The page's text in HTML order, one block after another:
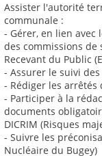
Assister l'autorité
communale :
- Gérer, en lien avec
des commissions
Recevant du Public
- Assurer le suivi
- Rédiger les arrêtés
- Participer à la
documents
DICRIM (Risques
- Suivre les
Nucléaire du Bugey)